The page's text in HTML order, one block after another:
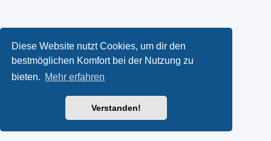
Diese Website nutzt Cookies, um dir den
bestmöglichen Komfort bei der Nutzung zu
bieten. Mehr erfahren
Verstanden!